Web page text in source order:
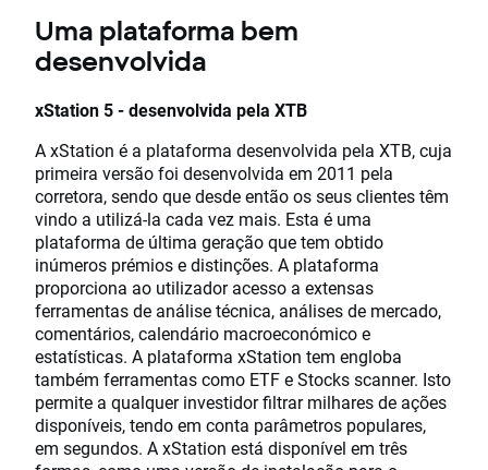
Uma plataforma bem
desenvolvida
xStation 5 - desenvolvida pela XTB
A xStation é a plataforma desenvolvida pela XTB, cuja
primeira versão foi desenvolvida em 2011 pela
corretora, sendo que desde então os seus clientes têm
vindo a utilizá-la cada vez mais. Esta é uma
plataforma de última geração que tem obtido
inúmeros prémios e distinções. A plataforma
proporciona ao utilizador acesso a extensas
ferramentas de análise técnica, análises de mercado,
comentários, calendário macroeconómico e
estatísticas. A plataforma xStation tem engloba
também ferramentas como ETF e Stocks scanner. Isto
permite a qualquer investidor filtrar milhares de ações
disponíveis, tendo em conta parâmetros populares,
em segundos. A xStation está disponível em três